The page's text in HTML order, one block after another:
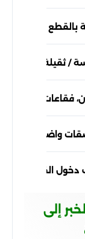
بالقطع وعدد
/ ثقيلة / قابلة
فقاعات، زوايا
واضحة
دخول القطع
إلى